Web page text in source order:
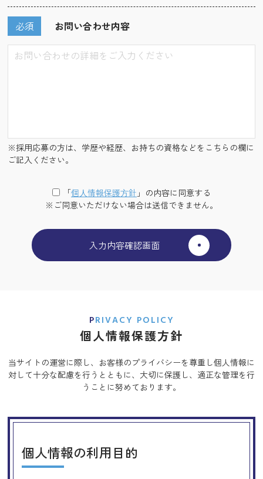
お問い合わせ内容
必須
※採用応募の方は、学歴や経歴、お持ちの資格などをこちらの欄に
ご記入ください。
「個⼈情報保護⽅針 」の内容に同意する
※ご同意いただけない場合は送信できません。
PRIVACY POLICY
個人情報保護方針
当サイトの運営に際し、お客様のプライバシーを尊重し個人情報に
対して十分な配慮を行うとともに、 大切に保護し、適正な管理を行
うことに努めております。
個人情報の利用目的